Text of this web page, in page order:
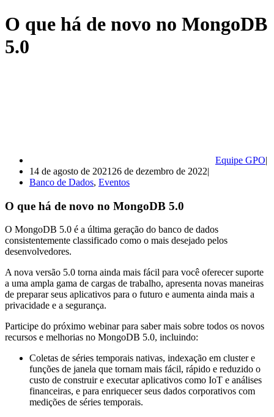
O que há de novo no MongoDB
5.0
Equipe GPO
14 de agosto de 2021 26 de dezembro de 2022
Banco de Dados, Eventos
O que há de novo no MongoDB 5.0
O MongoDB 5.0 é a última geração do banco de dados
consistentemente classificado como o mais desejado pelos
desenvolvedores.
A nova versão 5.0 torna ainda mais fácil para você oferecer suporte
a uma ampla gama de cargas de trabalho, apresenta novas maneiras
de preparar seus aplicativos para o futuro e aumenta ainda mais a
privacidade e a segurança.
Participe do próximo webinar para saber mais sobre todos os novos
recursos e melhorias no MongoDB 5.0, incluindo:
Coletas de séries temporais nativas, indexação em cluster e
funções de janela que tornam mais fácil, rápido e reduzido o
custo de construir e executar aplicativos como IoT e análises
financeiras, e para enriquecer seus dados corporativos com
medições de séries temporais.